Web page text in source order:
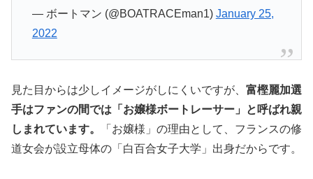
— ボートマン (@BOATRACEman1) January 25,
2022
見た目からは少しイメージがしにくいですが、 富樫麗加選
手はファンの間では「お嬢様ボートレーサー」と呼ばれ親
しまれています。
「お嬢様」の理由として、フランスの修
道女会が設立母体の「白百合女子大学」出身だからです。